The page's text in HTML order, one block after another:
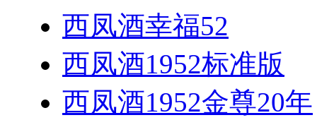
西凤酒幸福52
西凤酒1952标准版
西凤酒1952金尊20年